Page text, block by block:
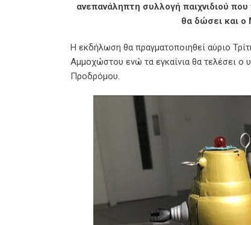
ανεπανάληπτη συλλογή παιχνιδιού
θα δώσει και ο
H εκδήλωση θα πραγματοποιηθεί αύριο
Αμμοχώστου ενώ τα εγκαίνια θα τελέσει ο
Προδρόμου.